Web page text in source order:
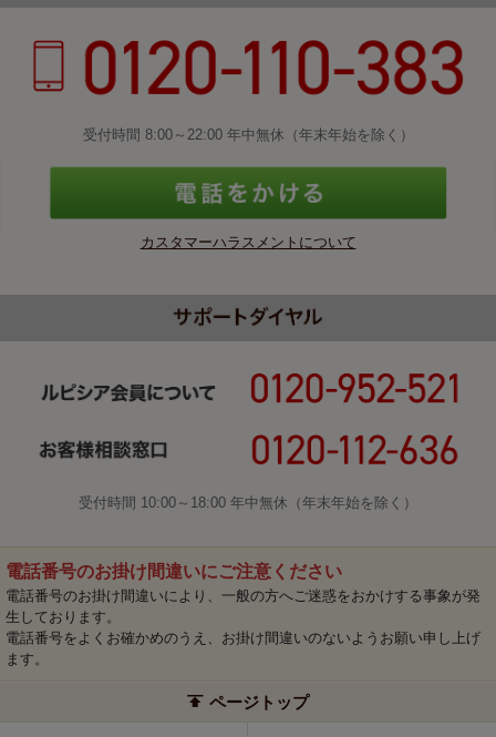
受付時間 8:00～22:00 年中無休（年末年始を除く）
カスタマーハラスメントについて
受付時間 10:00～18:00 年中無休（年末年始を除く）
電話番号のお掛け間違いにご注意ください
電話番号のお掛け間違いにより、一般の方へご迷惑をおかけする事象が発
生しております。
電話番号をよくお確かめのうえ、お掛け間違いのないようお願い申し上げ
ます。
ページトップ